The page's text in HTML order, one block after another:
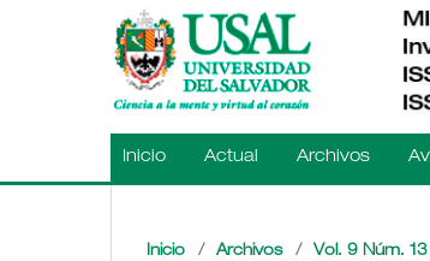
Inicio Actual Archivos
Inicio / Archivos / Vol. 9 Núm.